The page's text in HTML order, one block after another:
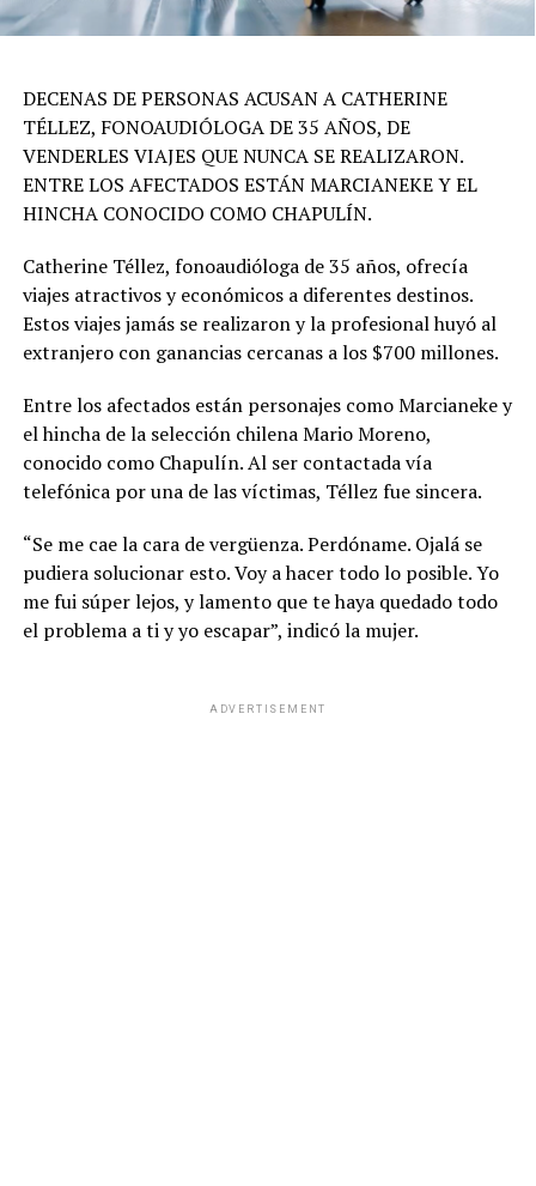
DECENAS DE PERSONAS ACUSAN A CATHERINE
TÉLLEZ, FONOAUDIÓLOGA DE 35 AÑOS, DE
VENDERLES VIAJES QUE NUNCA SE REALIZARON.
ENTRE LOS AFECTADOS ESTÁN MARCIANEKE Y EL
HINCHA CONOCIDO COMO CHAPULÍN.
Catherine Téllez, fonoaudióloga de 35 años, ofrecía
viajes atractivos y económicos a diferentes destinos.
Estos viajes jamás se realizaron y la profesional huyó al
extranjero con ganancias cercanas a los $700 millones.
Entre los afectados están personajes como Marcianeke y
el hincha de la selección chilena Mario Moreno,
conocido como Chapulín. Al ser contactada vía
telefónica por una de las víctimas, Téllez fue sincera.
“Se me cae la cara de vergüenza. Perdóname. Ojalá se
pudiera solucionar esto. Voy a hacer todo lo posible. Yo
me fui súper lejos, y lamento que te haya quedado todo
el problema a ti y yo escapar”, indicó la mujer.
ADVERTISEMENT